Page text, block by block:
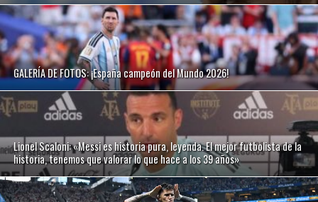
GALERÍA DE FOTOS: ¡España campeón del Mundo 2026!
Lionel Scaloni: «Messi es historia pura, leyenda. El mejor futbolista de la
historia, tenemos que valorar lo que hace a los 39 años»